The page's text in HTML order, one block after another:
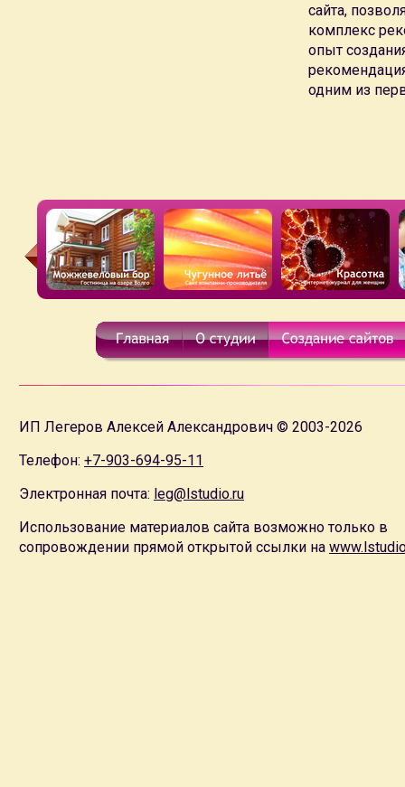
сайта,
комплекс
опыт
одним из
ИП Легеров Алексей Александрович © 2003-2026
Телефон: +7-903-694-95-11
Электронная почта: leg@lstudio.ru
Использование материалов сайта возможно только в
сопровождении прямой открытой ссылки на